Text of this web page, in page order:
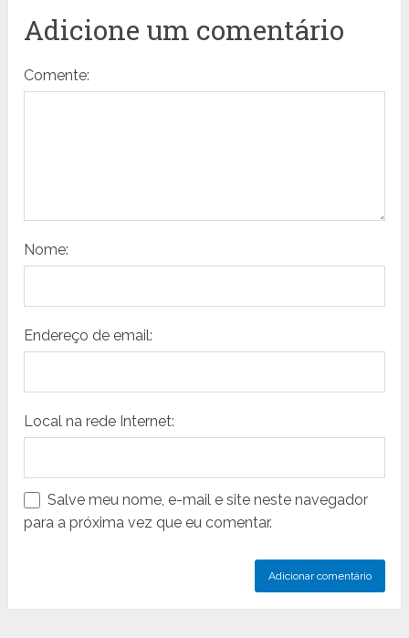
Adicione um comentário
Comente:
Nome:
Endereço de email:
Local na rede Internet:
Salve meu nome, e-mail e site neste navegador
para a próxima vez que eu comentar.